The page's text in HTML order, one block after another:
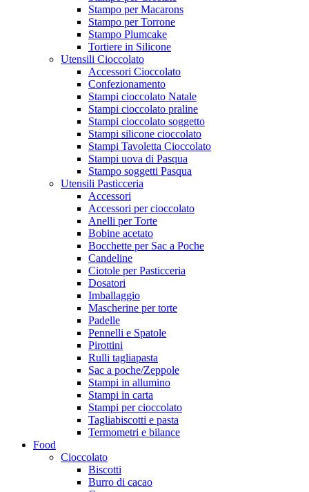
Stampo per Macarons
Stampo per Torrone
Stampo Plumcake
Tortiere in Silicone
Utensili Cioccolato
Accessori Cioccolato
Confezionamento
Stampi cioccolato Natale
Stampi cioccolato praline
Stampi cioccolato soggetto
Stampi silicone cioccolato
Stampi Tavoletta Cioccolato
Stampi uova di Pasqua
Stampo soggetti Pasqua
Utensili Pasticceria
Accessori
Accessori per cioccolato
Anelli per Torte
Bobine acetato
Bocchette per Sac a Poche
Candeline
Ciotole per Pasticceria
Dosatori
Imballaggio
Mascherine per torte
Padelle
Pennelli e Spatole
Pirottini
Rulli tagliapasta
Sac a poche/Zeppole
Stampi in allumino
Stampi in carta
Stampi per cioccolato
Tagliabiscotti e pasta
Termometri e bilance
Food
Cioccolato
Biscotti
Burro di cacao